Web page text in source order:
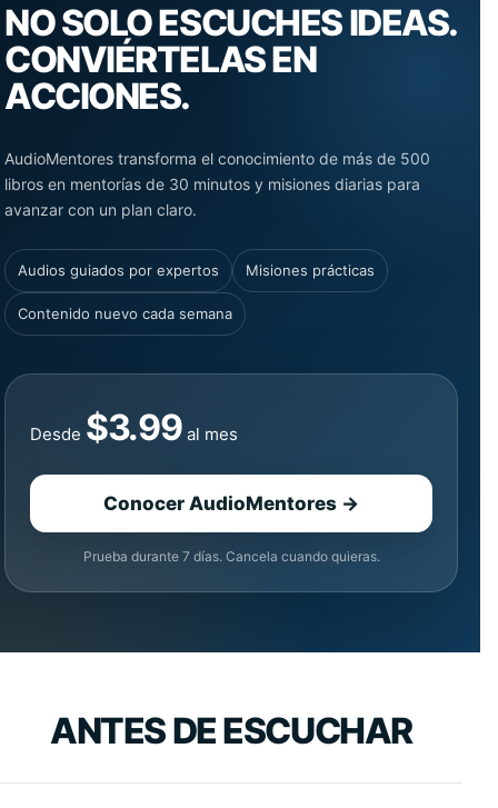
NO SOLO ESCUCHES IDEAS.
CONVIÉRTELAS EN
ACCIONES.
AudioMentores transforma el conocimiento de más de 500
libros en mentorías de 30 minutos y misiones diarias para
avanzar con un plan claro.
Audios guiados por expertos Misiones prácticas
Contenido nuevo cada semana
Desde $3.99al mes
Conocer AudioMentores →
Prueba durante 7 días. Cancela cuando quieras.
ANTES DE ESCUCHAR